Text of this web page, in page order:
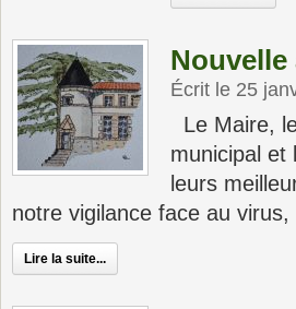
Nouvelle
Écrit le 25
Le Maire,
municipal et
leurs
notre vigilance face au
Lire la suite...